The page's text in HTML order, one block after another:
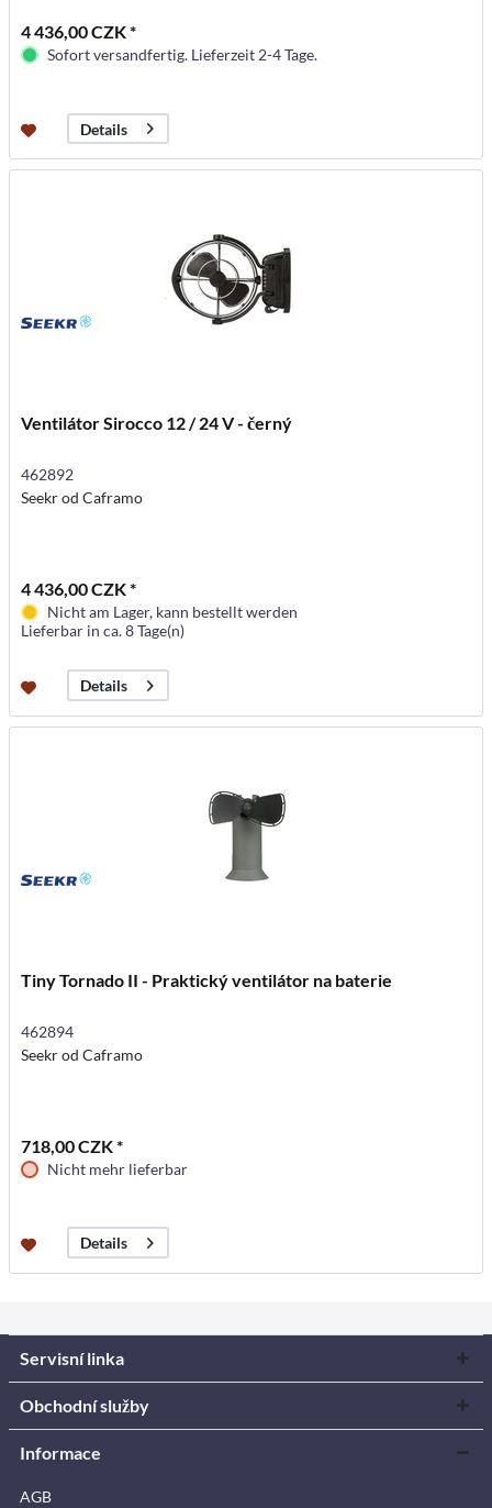
4 436,00 CZK *
Sofort versandfertig. Lieferzeit 2-4 Tage.
Details
Ventilátor Sirocco 12 / 24 V - černý
462892
Seekr od Caframo
4 436,00 CZK *
Nicht am Lager, kann bestellt werden
Lieferbar in ca. 8 Tage(n)
Details
Tiny Tornado II - Praktický ventilátor na baterie
462894
Seekr od Caframo
718,00 CZK *
Nicht mehr lieferbar
Details
Servisní linka
Obchodní služby
Informace
AGB